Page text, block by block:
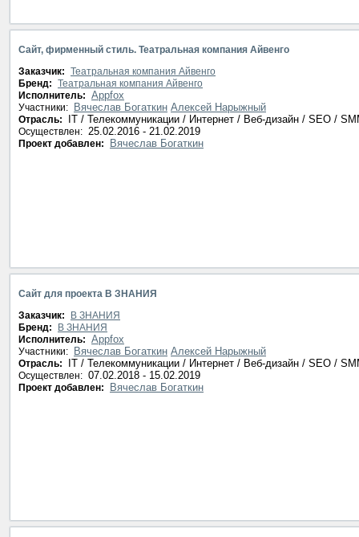
Сайт, фирменный стиль. Театральная компания Айвенго
Заказчик: Театральная компания Айвенго
Бренд: Театральная компания Айвенго
Исполнитель: Appfox
Участники: Вячеслав Богаткин Алексей Нарыжный
Отрасль: IT / Телекоммуникации / Интернет / Веб-дизайн / SEO /
Осуществлен: 25.02.2016 - 21.02.2019
Проект добавлен: Вячеслав Богаткин
Сайт для проекта В ЗНАНИЯ
Заказчик:
В ЗНАНИЯ
Бренд:
В ЗНАНИЯ
Исполнитель: Appfox
Участники: Вячеслав Богаткин Алексей Нарыжный
Отрасль: IT / Телекоммуникации / Интернет / Веб-дизайн / SEO /
Осуществлен: 07.02.2018 - 15.02.2019
Проект добавлен: Вячеслав Богаткин